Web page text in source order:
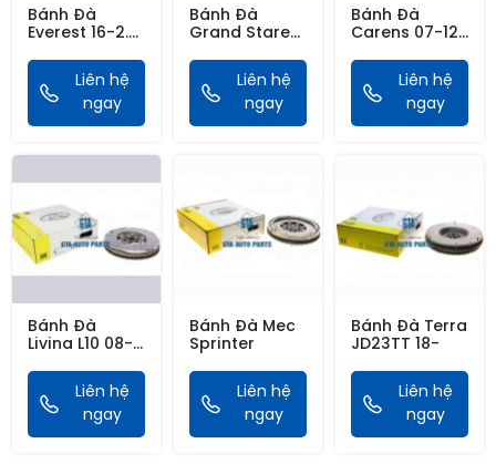
Bánh Đà
Everest 16-2.2,
2.2, 3.2, BT50
Liên hệ
ngay
Bánh Đà
Grand Starex
Sorento 06-
08
Liên hệ
ngay
Bánh Đà
Carens 07-12,
Liên hệ
ngay
Bánh Đà
Livina L10 08-
06-12
Liên hệ
ngay
Bánh Đà Mec
Sprinter
Liên hệ
ngay
Bánh Đà Terra
JD23TT 18-
Liên hệ
ngay